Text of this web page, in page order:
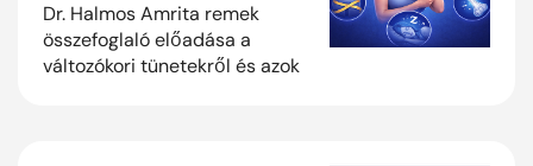
Dr. Halmos Amrita remek
összefoglaló előadása a
változókori tünetekről és azok